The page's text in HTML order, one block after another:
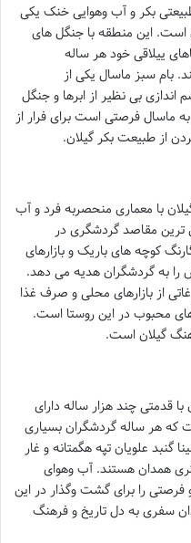
بکر و آب وهوایی خنک یکی
است. این منطقه با جنگل های
ییلاقی خود هر ساله
بام سبز ماسال یکی از
بی نظیر از ابرها و جنگل
ماسال فرصتی است برای فرار از
از طبیعت بکر گیلان.
با معماری منحصربه فرد و آب
ترین مقاصد گردشگری در
کوچه های باریک و بازارهای
به گردشگران هدیه می دهد.
از بازارهای محلی و صرف غذا
محبوب در این روستا است.
گیلان است.
قدمتی چند هزار ساله دارای
که هر ساله گردشگران بسیاری
گنبد علویان تپه هگمتانه و غار
همدان هستند. آب وهوای
را برای گشت وگذار در این
سفری به دل تاریخ و فرهنگ